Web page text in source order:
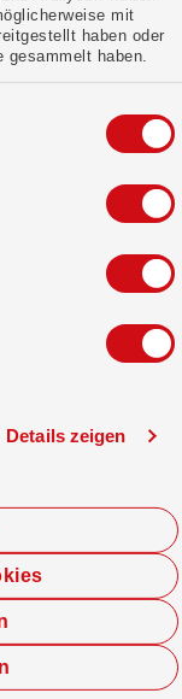
mit
haben oder
haben.
Details zeigen